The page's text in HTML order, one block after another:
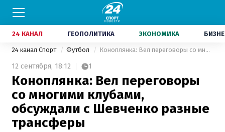
24 КАНАЛ ГЕОПОЛИТИКА ЭКОНОМИКА
24 канал Спорт Футбол Коноплянка: Вел переговоры со многими клубами, обсуждали с Шевченко разные трансферы
12 сентября, 18:12 1
Коноплянка: Вел переговоры
со многими клубами,
обсуждали с Шевченко разные
трансферы